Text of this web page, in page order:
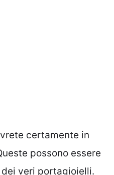
certamente in
possono essere
veri portagioielli.